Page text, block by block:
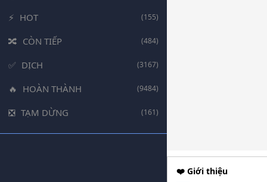
HOT (155)
CÒN TIẾP (484)
DỊCH (3167)
HOÀN THÀNH (9484)
TẠM DỪNG (161)
❤️ Giới thiệu